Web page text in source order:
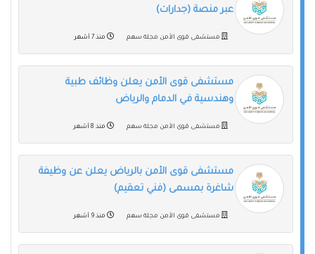
عبر منصة (جدارات)
مستشفى قوى الأمن مجلة سهم منذ 7 أشهر
مستشفى قوى الأمن يعلن وظائف طبية
وهندسية في الدمام والرياض
مستشفى قوى الأمن مجلة سهم منذ 8 أشهر
مستشفى قوى الأمن بالرياض يعلن عن وظيفة
شاغرة بمسمى (فني تعقيم)
مستشفى قوى الأمن مجلة سهم منذ 9 أشهر